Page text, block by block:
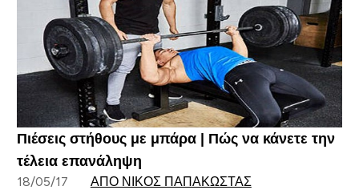
Πιέσεις στήθους με μπάρα | Πώς να κάνετε την
τέλεια επανάληψη
18/05/17 ΑΠΌ ΝΊΚΟΣ ΠΑΠΑΚΏΣΤΑΣ